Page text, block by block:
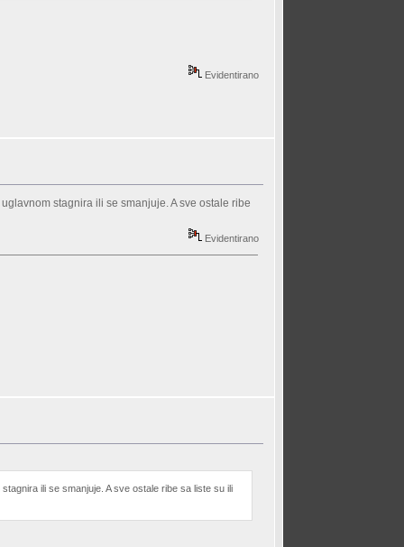
Evidentirano
stagnira ili se smanjuje. A sve ostale ribe
Evidentirano
ili se smanjuje. A sve ostale ribe sa liste su ili